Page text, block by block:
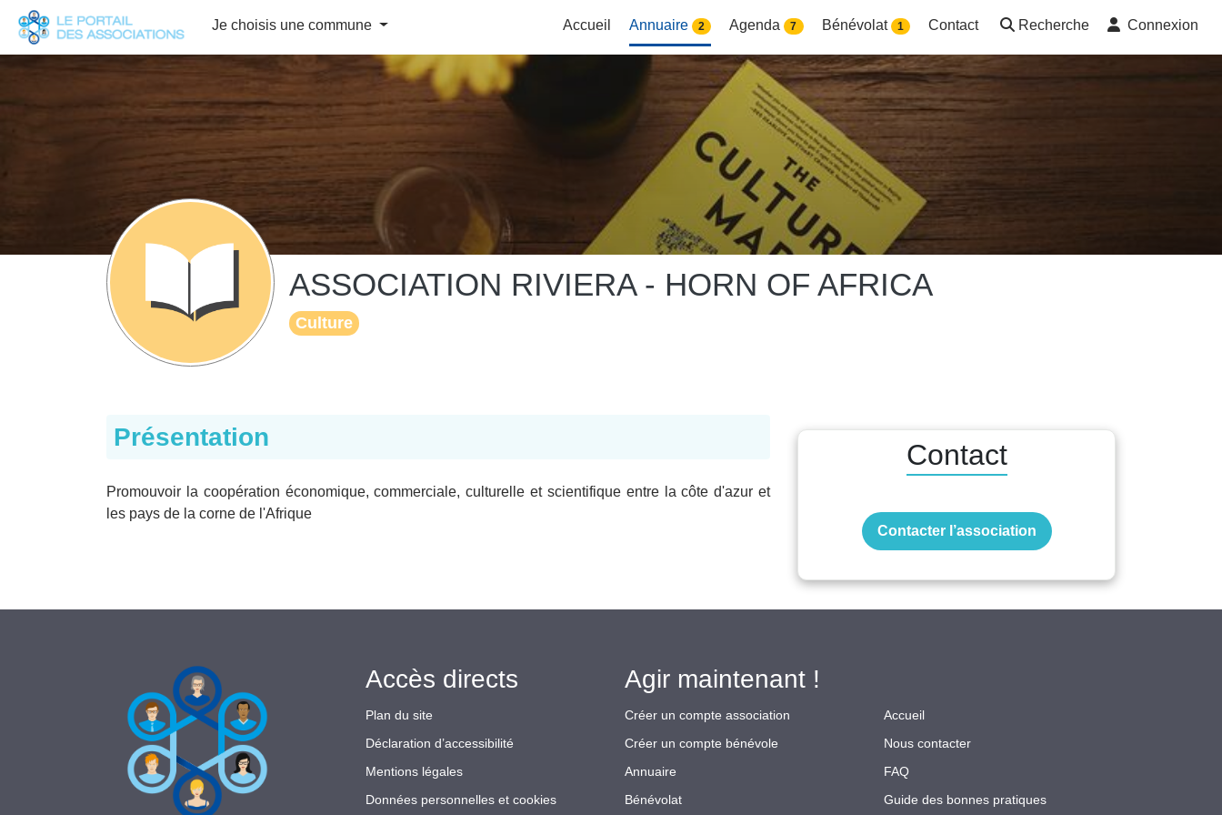
Je choisis une commune Accueil Annuaire 2 Agenda 7 Bénévolat 1 Contact Recherche Connexion
ASSOCIATION RIVIERA - HORN OF AFRICA
Culture
Présentation
Promouvoir la coopération économique, commerciale, culturelle et scientifique entre la côte d'azur et
les pays de la corne de l'Afrique
Contact
Contacter l’association
Accès directs
Plan du site
Déclaration d’accessibilité
Mentions légales
Données personnelles et cookies
Agir maintenant !
Créer un compte association
Créer un compte bénévole
Annuaire
Bénévolat
Accueil
Nous contacter
FAQ
Guide des bonnes pratiques
Panneau de gestion des cookies